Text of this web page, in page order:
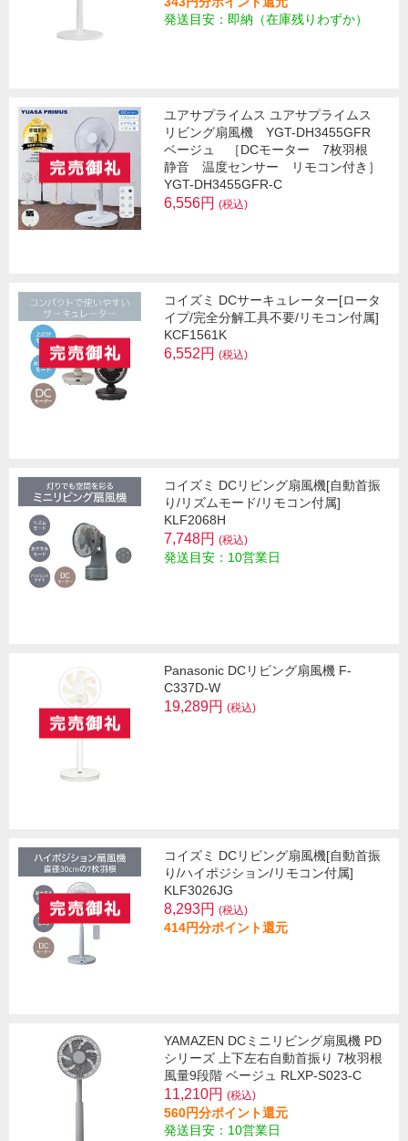
発送目安：即納（在庫残りわずか）
ユアサプライムス ユアサプライムス
リビング扇風機 YGT-DH3455GFR
ベージュ ［DCモーター 7枚羽根
静音 温度センサー リモコン付き］
YGT-DH3455GFR-C
6,556円 (税込)
コイズミ DCサーキュレーター[ロータ
イプ/完全分解工具不要/リモコン付属]
KCF1561K
6,552円 (税込)
コイズミ DCリビング扇風機[自動首振
り/リズムモード/リモコン付属]
KLF2068H
7,748円 (税込)
発送目安：10営業日
Panasonic DCリビング扇風機 F-
C337D-W
19,289円 (税込)
コイズミ DCリビング扇風機[自動首振
り/ハイポジション/リモコン付属]
KLF3026JG
8,293円 (税込)
414円分ポイント還元
YAMAZEN DCミニリビング扇風機 PD
シリーズ 上下左右自動首振り 7枚羽根
風量9段階 ベージュ RLXP-S023-C
11,210円 (税込)
560円分ポイント還元
発送目安：10営業日